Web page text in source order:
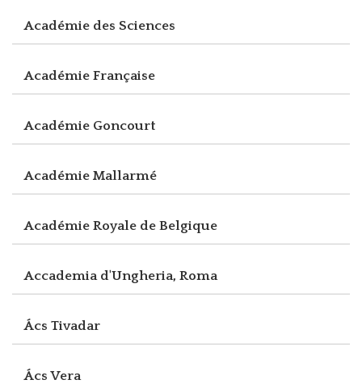
Académie des Sciences
Académie Française
Académie Goncourt
Académie Mallarmé
Académie Royale de Belgique
Accademia d'Ungheria, Roma
Ács Tivadar
Ács Vera